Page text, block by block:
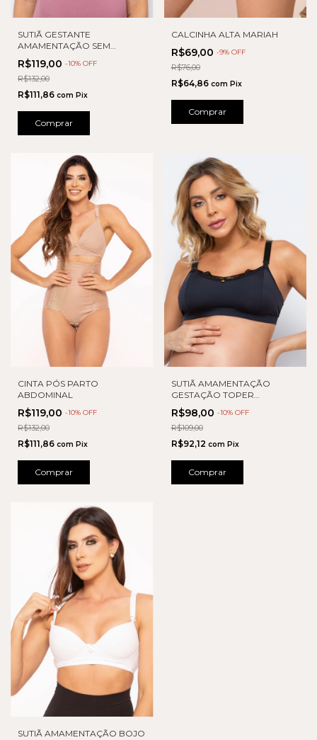
SUTIÃ GESTANTE
AMAMENTAÇÃO SEM
COSTURA COM BOJO
REMOVÍVEL
R$119,00 -10% OFF
R$132,00
R$111,86 com Pix
Comprar
CALCINHA ALTA MARIAH
R$69,00 -9% OFF
R$76,00
R$64,86 com Pix
Comprar
CINTA PÓS PARTO
ABDOMINAL
R$119,00 -10% OFF
R$132,00
R$111,86 com Pix
Comprar
SUTIÃ AMAMENTAÇÃO
GESTAÇÃO TOPER
MICROFIBRA
R$98,00 -10% OFF
R$109,00
R$92,12 com Pix
Comprar
SUTIÃ AMAMENTAÇÃO BOJO